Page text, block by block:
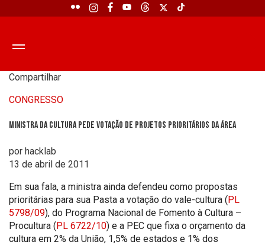
Compartilhar
CONGRESSO
Ministra da Cultura pede votação de projetos prioritários da área
por hacklab
13 de abril de 2011
Em sua fala, a ministra ainda defendeu como propostas
prioritárias para sua Pasta a votação do vale-cultura (PL
5798/09), do Programa Nacional de Fomento à Cultura –
Procultura (PL 6722/10) e a PEC que fixa o orçamento da
cultura em 2% da União, 1,5% de estados e 1% dos